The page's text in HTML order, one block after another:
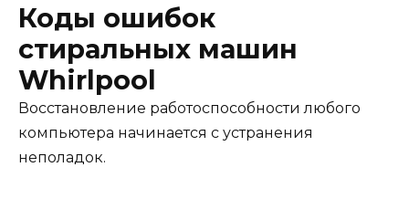
Коды ошибок
стиральных машин
Whirlpool
Восстановление работоспособности любого
компьютера начинается с устранения
неполадок.